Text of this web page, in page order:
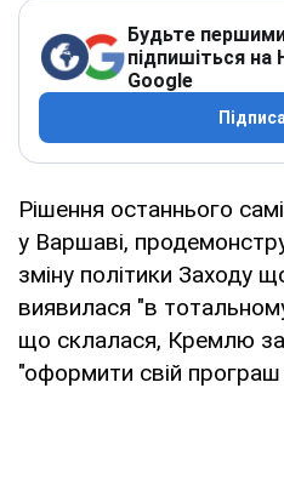
Будьте
підпишіться на
Google
Рішення останнього
у Варшаві,
зміну політики Заходу
виявилася "в
що склалася, Кремлю
"оформити свій програш